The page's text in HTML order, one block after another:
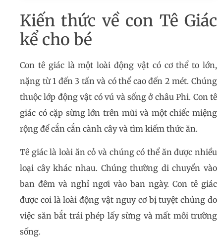
Kiến thức về con Tê Giác
kể cho bé
Con tê giác là một loài động vật có cơ thể to lớn,
nặng từ 1 đến 3 tấn và có thể cao đến 2 mét. Chúng
thuộc lớp động vật có vú và sống ở châu Phi. Con tê
giác có cặp sừng lớn trên mũi và một chiếc miệng
rộng để cắn cắn cành cây và tìm kiếm thức ăn.
Tê giác là loài ăn cỏ và chúng có thể ăn được nhiều
loại cây khác nhau. Chúng thường di chuyển vào
ban đêm và nghỉ ngơi vào ban ngày. Con tê giác
được coi là loài động vật nguy cơ bị tuyệt chủng do
việc săn bắt trái phép lấy sừng và mất môi trường
sống.